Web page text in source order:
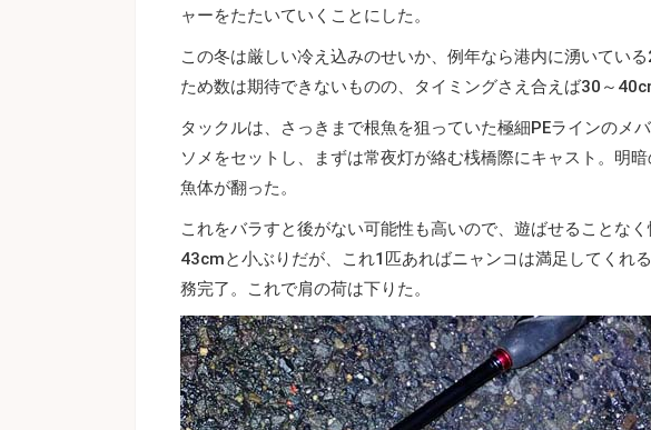
ャーをたたいていくことにした。
この冬は厳しい冷え込みのせいか、例年なら港内に湧いてい
ため数は期待できないものの、タイミングさえ合えば30～
タックルは、さっきまで根魚を狙っていた極細PEラインのメ
ソメをセットし、まずは常夜灯が絡む桟橋際にキャスト。明
魚体が翻った。
これをバラすと後がない可能性も高いので、遊ばせることな
43cmと小ぶりだが、これ1匹あればニャンコは満足してくれ
務完了。これで肩の荷は下りた。